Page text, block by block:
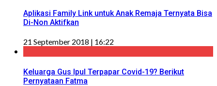
Aplikasi Family Link untuk Anak Remaja Ternyata Bisa
Di-Non Aktifkan
21 September 2018 | 16:22
Keluarga Gus Ipul Terpapar Covid-19? Berikut
Pernyataan Fatma